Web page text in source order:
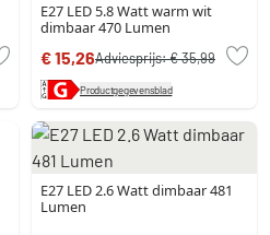
E27 LED 5.8 Watt warm wit
dimbaar 470 Lumen
€ 15,26Adviesprijs:€ 35,99
Productgegevensblad
E27 LED 2.6 Watt dimbaar 481
Lumen